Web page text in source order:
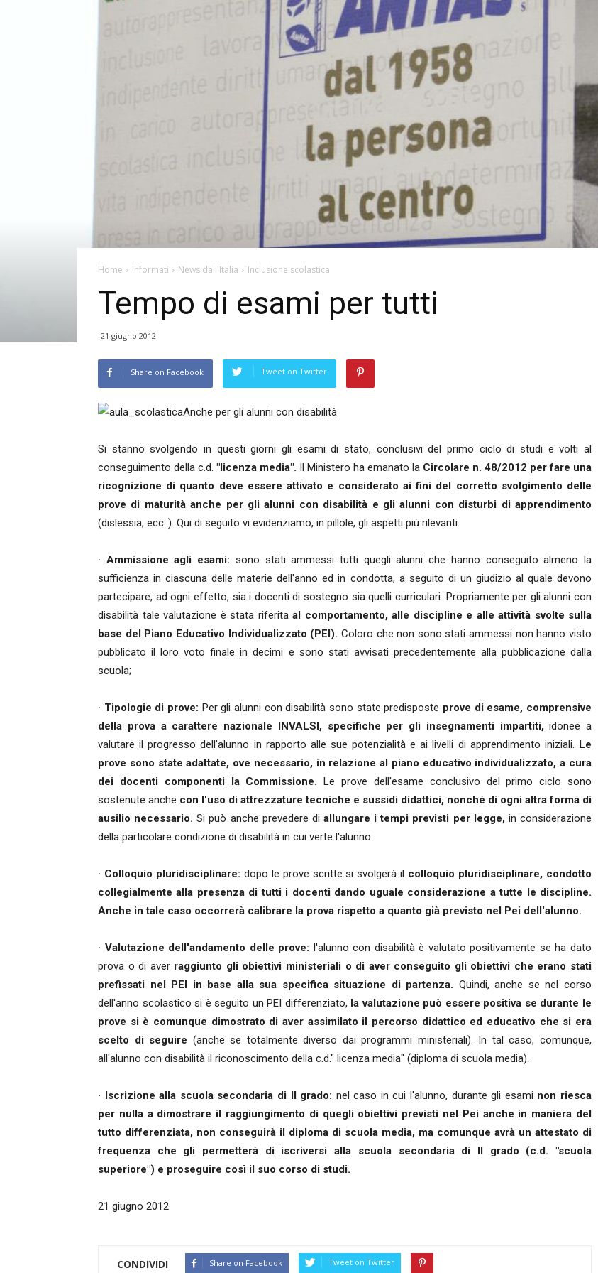
Home Informati News dall'Italia Inclusione scolastica
Tempo di esami per tutti
21 giugno 2012
Share on Facebook Tweet on Twitter
Anche per gli alunni con disabilità
Si stanno svolgendo in questi giorni gli esami di stato, conclusivi del primo ciclo di studi e volti al
conseguimento della c.d. "licenza media". Il Ministero ha emanato la Circolare n. 48/2012 per fare una
ricognizione di quanto deve essere attivato e considerato ai fini del corretto svolgimento delle
prove di maturità anche per gli alunni con disabilità e gli alunni con disturbi di apprendimento
(dislessia, ecc..). Qui di seguito vi evidenziamo, in pillole, gli aspetti più rilevanti:
· Ammissione agli esami: sono stati ammessi tutti quegli alunni che hanno conseguito almeno la
sufficienza in ciascuna delle materie dell'anno ed in condotta, a seguito di un giudizio al quale devono
partecipare, ad ogni effetto, sia i docenti di sostegno sia quelli curriculari. Propriamente per gli alunni con
disabilità tale valutazione è stata riferita al comportamento, alle discipline e alle attività svolte sulla
base del Piano Educativo Individualizzato (PEI). Coloro che non sono stati ammessi non hanno visto
pubblicato il loro voto finale in decimi e sono stati avvisati precedentemente alla pubblicazione dalla
scuola;
· Tipologie di prove: Per gli alunni con disabilità sono state predisposte prove di esame, comprensive
della prova a carattere nazionale INVALSI, specifiche per gli insegnamenti impartiti,idonee a
valutare il progresso dell'alunno in rapporto alle sue potenzialità e ai livelli di apprendimento iniziali. Le
prove sono state adattate, ove necessario, in relazione al piano educativo individualizzato, a cura
dei docenti componenti la Commissione. Le prove dell'esame conclusivo del primo ciclo sono
sostenute anche con l'uso di attrezzature tecniche e sussidi didattici, nonché di ogni altra forma di
ausilio necessario. Si può anche prevedere diallungare i tempi previsti per legge,in considerazione
della particolare condizione di disabilità in cui verte l'alunno
· Colloquio pluridisciplinare: dopo le prove scritte si svolgerà il colloquio pluridisciplinare, condotto
collegialmente alla presenza di tutti i docenti dando uguale considerazione a tutte le discipline.
Anche in tale caso occorrerà calibrare la prova rispetto a quanto già previsto nel Pei dell'alunno.
· Valutazione dell'andamento delle prove: l'alunno con disabilità è valutato positivamente se ha dato
prova o di aver raggiunto gli obiettivi ministeriali o di aver conseguito gli obiettivi che erano stati
prefissati nel PEI in base alla sua specifica situazione di partenza. Quindi, anche se nel corso
dell'anno scolastico si è seguito un PEI differenziato, la valutazione può essere positiva se durante le
prove si è comunque dimostrato di aver assimilato il percorso didattico ed educativo che si era
scelto di seguire (anche se totalmente diverso dai programmi ministeriali). In tal caso, comunque,
all'alunno con disabilità il riconoscimento della c.d." licenza media" (diploma di scuola media).
· Iscrizione alla scuola secondaria di II grado: nel caso in cui l'alunno, durante gli esami non riesca
per nulla a dimostrare il raggiungimento di quegli obiettivi previsti nel Pei anche in maniera del
tutto differenziata, non conseguirà il diploma di scuola media, ma comunque avrà un attestato di
frequenza che gli permetterà di iscriversi alla scuola secondaria di II grado (c.d. "scuola
superiore") e proseguire così il suo corso di studi.
21 giugno 2012
CONDIVIDI Share on Facebook Tweet on Twitter